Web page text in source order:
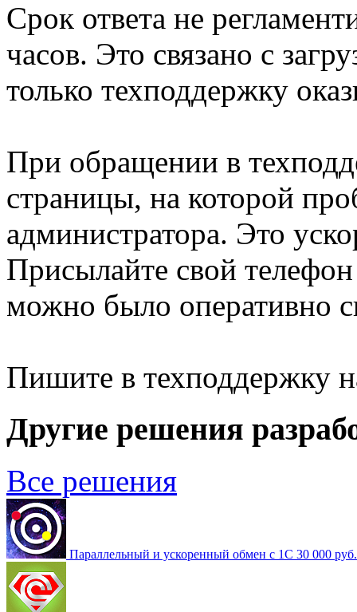
Срок ответа не
часов. Это связано с
только техподдержку
При обращении в
страницы, на которой
администратора. Это
Присылайте свой
можно было оперативно
Пишите в техподдержку
Другие решения
Все решения
Параллельный и ускоренный обмен с 1С 30 000